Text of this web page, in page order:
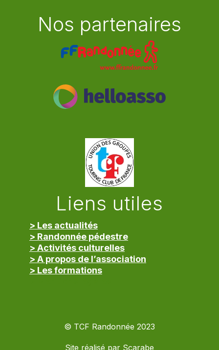
Nos partenaires
Liens utiles
> Les actualités
> Randonnée pédestre
> Activités culturelles
> A propos de l’association
> Les formations
© TCF Randonnée 2023
Site réalisé par Scarabe